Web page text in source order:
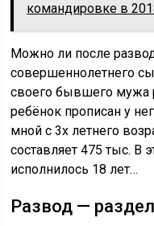
командировке в
Можно ли после
совершеннолетнего
своего бывшего мужа
ребёнок прописан у
мной с 3х летнего
составляет 475 тыс. В
исполнилось 18 лет…
Развод —